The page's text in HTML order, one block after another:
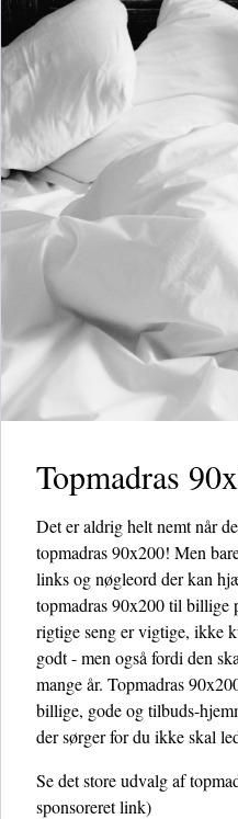
Topmadras
Det er aldrig helt nemt når
topmadras 90x200! Men
links og nøgleord der kan
topmadras 90x200 til billige
rigtige seng er vigtige, ikke
godt - men også fordi den
mange år. Topmadras
billige, gode og tilbuds-
der sørger for du ikke skal
Se det store udvalg af
sponsoreret link)